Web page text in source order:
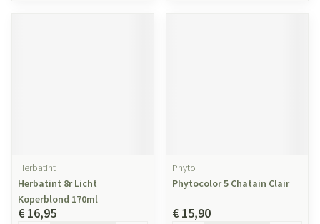
Herbatint
Herbatint 8r Licht
Koperblond 170ml
€ 16,95
Phyto
Phytocolor 5 Chatain Clair
€ 15,90